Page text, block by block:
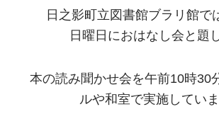
日之影町立図書館ブラリ館で
日曜日におはなし会と題
本の読み聞かせ会を午前10時30
ルや和室で実施してい